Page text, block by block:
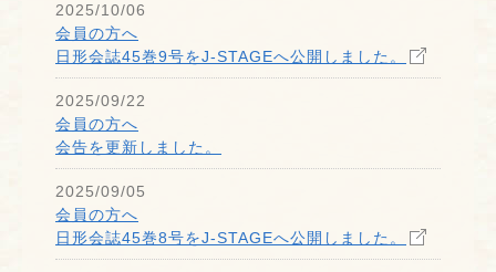
2025/10/06
会員の方へ
日形会誌45巻9号をJ-STAGEへ公開しました。
2025/09/22
会員の方へ
会告を更新しました。
2025/09/05
会員の方へ
日形会誌45巻8号をJ-STAGEへ公開しました。